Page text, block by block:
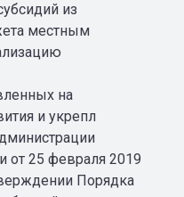
из
местным
на
и укрепл
от 25 февраля 2019
Порядка